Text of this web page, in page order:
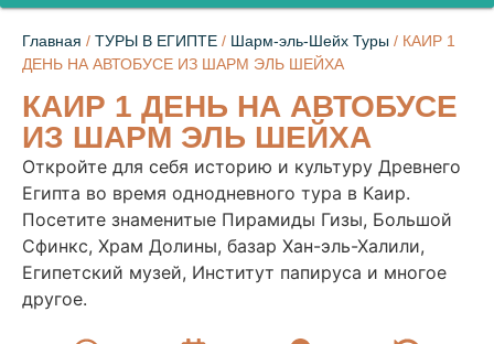
Главная / ТУРЫ В ЕГИПТЕ / Шарм-эль-Шейх Туры / КАИР 1
ДЕНЬ НА АВТОБУСЕ ИЗ ШАРМ ЭЛЬ ШЕЙХА
КАИР 1 ДЕНЬ НА АВТОБУСЕ
ИЗ ШАРМ ЭЛЬ ШЕЙХА
Откройте для себя историю и культуру Древнего
Египта во время однодневного тура в Каир.
Посетите знаменитые Пирамиды Гизы, Большой
Сфинкс, Храм Долины, базар Хан-эль-Халили,
Египетский музей, Институт папируса и многое
другое.